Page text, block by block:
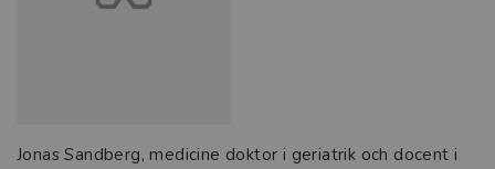
Jonas Sandberg, medicine doktor i geriatrik och docent i